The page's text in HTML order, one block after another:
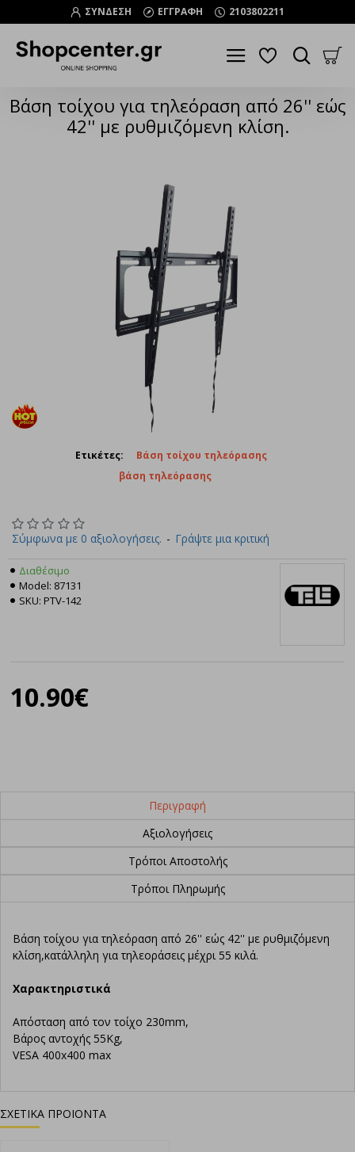
ΣΥΝΔΕΣΗ ΕΓΓΡΑΦΗ 2103802211
Βάση τοίχου για τηλεόραση από 26'' εώς
42'' με ρυθμιζόμενη κλίση.
Ετικέτες:
Βάση τοίχου τηλεόρασης
βάση τηλεόρασης
Σύμφωνα με 0 αξιολογήσεις. - Γράψτε μια κριτική
10.90€
Διαθέσιμο
Model: 87131
SKU: PTV-142
Περιγραφή
Αξιολογήσεις
Τρόποι Αποστολής
Τρόποι Πληρωμής
Βάση τοίχου για τηλεόραση από 26'' εώς 42'' με ρυθμιζόμενη
κλίση,κατάλληλη για τηλεοράσεις μέχρι 55 κιλά.
Χαρακτηριστικά
Απόσταση από τον τοίχο 230mm,
Βάρος αντοχής 55Kg,
VESA 400x400 max
ΣΧΕΤΙΚΑ ΠΡΟΙΟΝΤΑ